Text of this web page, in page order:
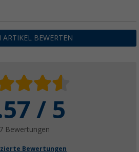
ARTIKEL BEWERTEN
/ 5
7 Bewertungen
Bewertungen